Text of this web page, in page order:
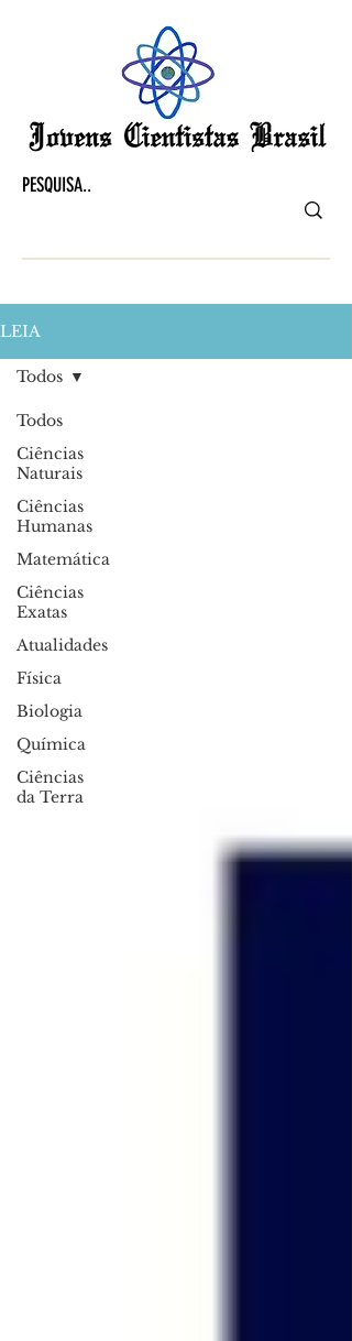
LEIA
Todos
Ciências
Naturais
Ciências
Humanas
Matemática
Ciências
Exatas
Atualidades
Física
Biologia
Química
Ciências
da Terra
Todos